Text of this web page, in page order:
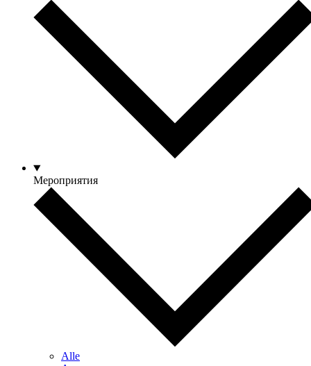
Мероприятия
Alle